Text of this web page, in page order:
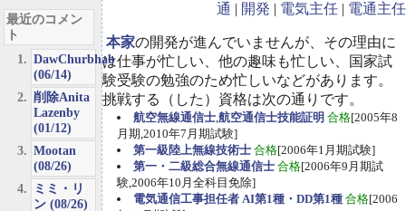
通 | 開発 | 電気主任 | 電通主任
本家の開発が進んでいませんが、その理由に
は仕事が忙しい、他の趣味も忙しい、国家試
験受験の勉強のため忙しいなどがあります。
挑戦する（した）資格は次の通りです。
航空無線通信士,航空通信士技能証明 合格[2005年8
月期,2010年7月期試験]
第一級陸上無線技術士 合格[2006年1月期試験]
第一・二級総合無線通信士 合格[2006年9月期試
験,2006年10月全科目免除]
電気通信工事担任者 AI第1種・DD第1種 合格[2006
最近のコメン
ト
DawChurbhab
(06/14)
削除Anita
Lazenby
(01/12)
Mootan
(08/26)
ミミ・リ
ン (08/26)